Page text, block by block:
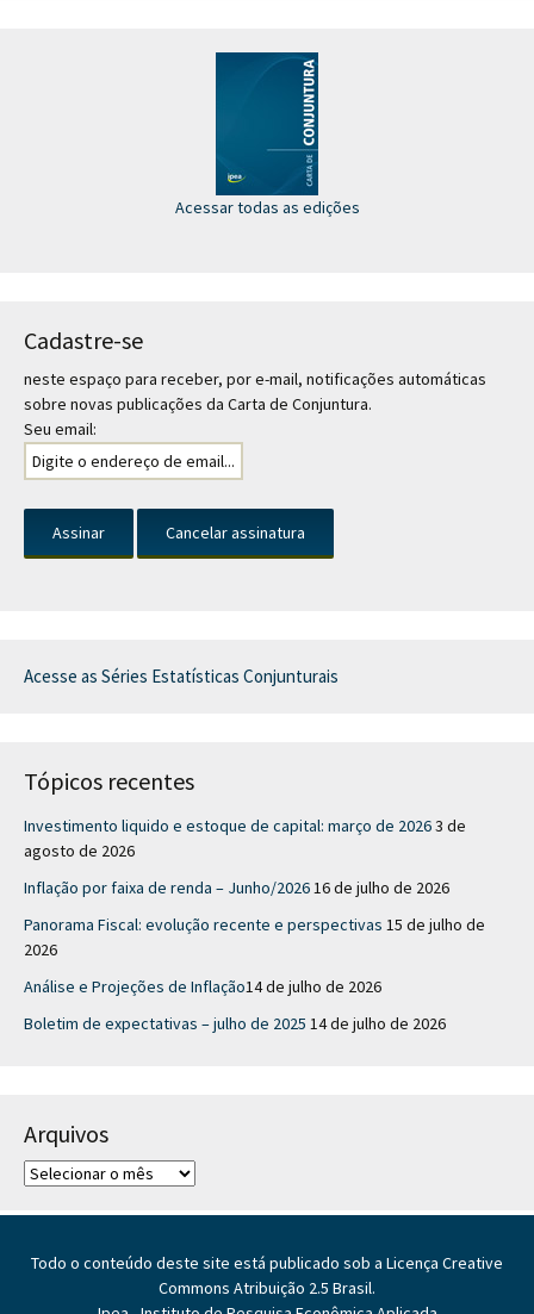
Acessar todas as edições
Cadastre-se
neste espaço para receber, por e-mail, notificações automáticas
sobre novas publicações da Carta de Conjuntura.
Seu email:
Acesse as Séries Estatísticas Conjunturais
Tópicos recentes
Investimento liquido e estoque de capital: março de 20263 de
agosto de 2026
Inflação por faixa de renda – Junho/202616 de julho de 2026
Panorama Fiscal: evolução recente e perspectivas 15 de julho de
2026
Análise e Projeções de Inflação​14 de julho de 2026
Boletim de expectativas – julho de 2025 14 de julho de 2026
Arquivos
A
q
Todo o conteúdo deste site está publicado sob a Licença Creative
Commons Atribuição 2.5 Brasil.